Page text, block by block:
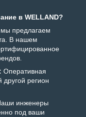
в WELLAND?
предлагаем
В нашем
Оперативная
регион
инженеры
под ваши